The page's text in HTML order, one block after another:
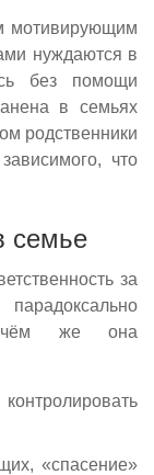
мотивирующим
нуждаются в
без помощи
в семьях
родственники
что
семье
за
чём же она
«спасение»